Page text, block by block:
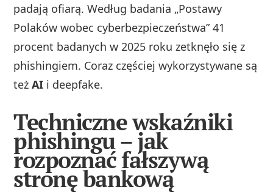
padają ofiarą. Według badania „Postawy
Polaków wobec cyberbezpieczeństwa” 41
procent badanych w 2025 roku zetknęło się z
phishingiem. Coraz częściej wykorzystywane są
teżAI i deepfake.
Techniczne wskaźniki
phishingu – jak
rozpoznać fałszywą
stronę bankową